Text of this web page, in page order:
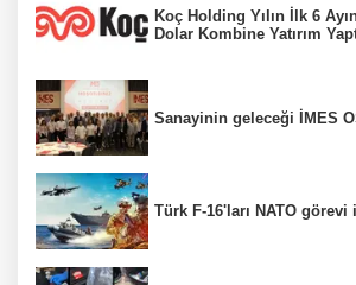
Koç Holding Yılın İlk 6
Dolar Kombine Yatırım
Sanayinin geleceği İMES
Türk F-16'ları NATO